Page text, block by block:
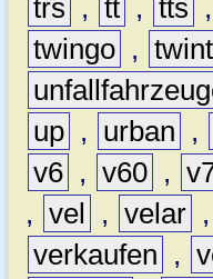
trs
, tt , tts ,
twingo ,
up , urban ,
v6 , v60 ,
, vel , velar ,
verkaufen
,